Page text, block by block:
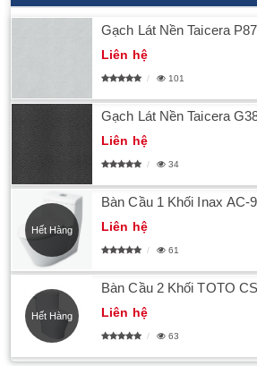
​Gạch Lát Nền Taicera
Liên hệ
101
Gạch Lát Nền Taicera
Liên hệ
34
Bàn Cầu 1 Khối Inax AC-
Liên hệ
Hết Hàng
61
​Bàn Cầu 2 Khối TOTO
Liên hệ
Hết Hàng
63